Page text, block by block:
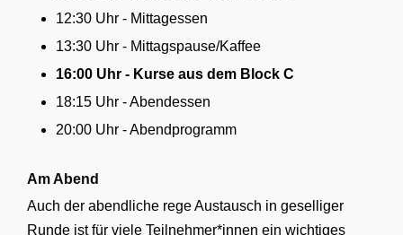
12:30 Uhr - Mittagessen
13:30 Uhr - Mittagspause/Kaffee
16:00 Uhr - Kurse aus dem Block C
18:15 Uhr - Abendessen
20:00 Uhr - Abendprogramm
Am Abend
Auch der abendliche rege Austausch in geselliger
Runde ist für viele Teilnehmer*innen ein wichtiges